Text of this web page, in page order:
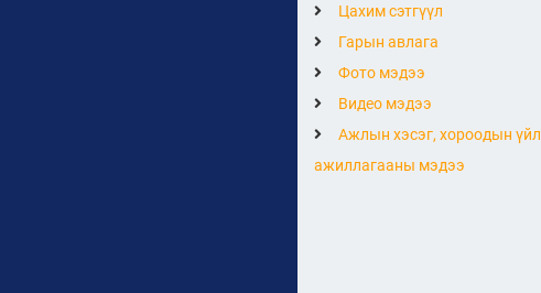
Цахим сэтгүүл
Гарын авлага
Фото мэдээ
Видео мэдээ
Ажлын хэсэг, хороодын үйл
ажиллагааны мэдээ